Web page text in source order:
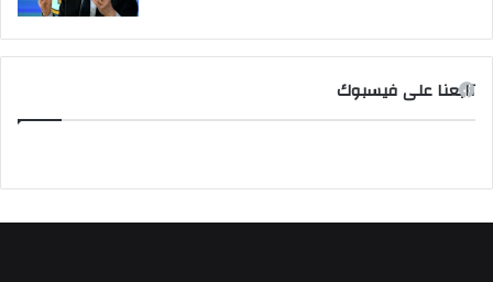
تابعنا على فيسبوك